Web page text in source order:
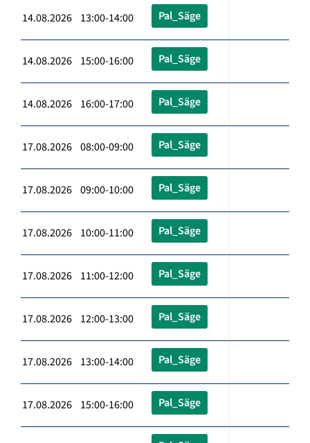
14.08.2026 13:00-14:00 Pal_Säge
14.08.2026 15:00-16:00 Pal_Säge
14.08.2026 16:00-17:00 Pal_Säge
17.08.2026 08:00-09:00 Pal_Säge
17.08.2026 09:00-10:00 Pal_Säge
17.08.2026 10:00-11:00 Pal_Säge
17.08.2026 11:00-12:00 Pal_Säge
17.08.2026 12:00-13:00 Pal_Säge
17.08.2026 13:00-14:00 Pal_Säge
17.08.2026 15:00-16:00 Pal_Säge